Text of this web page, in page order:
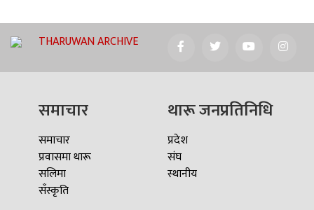
THARUWAN ARCHIVE
समाचार
समाचार
प्रवासमा थारू
सलिमा
सँस्कृति
थारू जनप्रतिनिधि
प्रदेश
संघ
स्थानीय